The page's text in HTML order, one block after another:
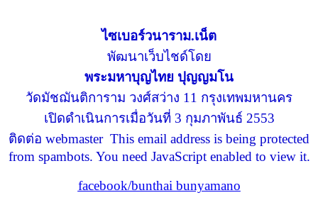
ไซเบอร์วนาราม.เน็ต
พัฒนาเว็บไชด์โดย
พระมหาบุญไทย ปุญญมโน
วัดมัชฌันติการาม วงศ์สว่าง 11 กรุงเทพมหานคร
เปิดดำเนินการเมื่อวันที่ 3 กุมภาพันธ์ 2553
ติดต่อ webmaster This email address is being protected
from spambots. You need JavaScript enabled to view it.
facebook/bunthai bunyamano